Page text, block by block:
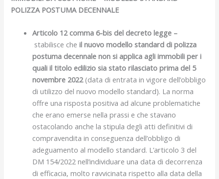
POLIZZA POSTUMA DECENNALE
Articolo 12 comma 6-bis del decreto legge –
stabilisce che il nuovo modello standard di polizza
postuma decennale non si applica agli immobili per i
quali il titolo edilizio sia stato rilasciato prima del 5
novembre 2022(data di entrata in vigore dell’obbligo
di utilizzo del nuovo modello standard). La norma
offre una risposta positiva ad alcune problematiche
che erano emerse nella prassi e che stavano
ostacolando anche la stipula degli atti definitivi di
compravendita in conseguenza dell’obbligo di
adeguamento al modello standard. L’articolo 3 del
DM 154/2022 nell’individuare una data di decorrenza
di efficacia, molto ravvicinata rispetto alla data della